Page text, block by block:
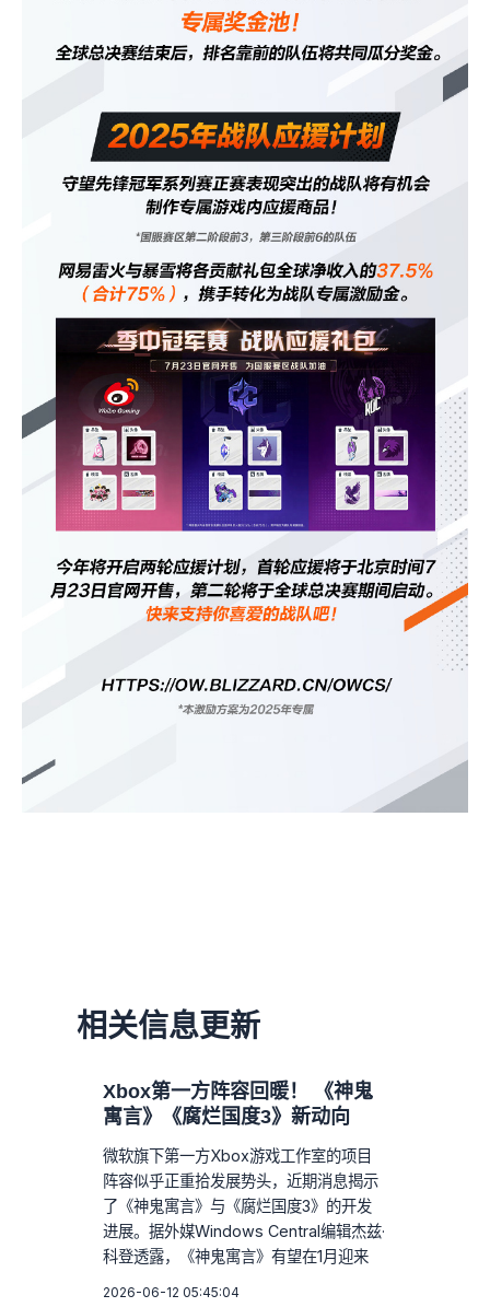
相关信息更新
Xbox第一方阵容回暖！ 《神鬼
寓言》《腐烂国度3》新动向
微软旗下第一方Xbox游戏工作室的项目
阵容似乎正重拾发展势头，近期消息揭示
了《神鬼寓言》与《腐烂国度3》的开发
进展。据外媒Windows Central编辑杰兹·
科登透露，《神鬼寓言》有望在1月迎来
2026-06-12 05:45:04